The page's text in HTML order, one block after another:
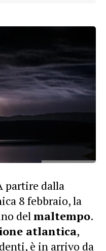
partire dalla
8 febbraio, la
delmaltempo.
atlantica,
è in arrivo da